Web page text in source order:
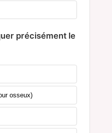
précisément le
osseux)